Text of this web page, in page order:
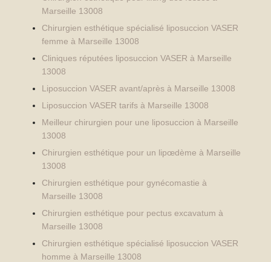
Marseille 13008
Chirurgien esthétique spécialisé liposuccion VASER
femme à Marseille 13008
Cliniques réputées liposuccion VASER à Marseille
13008
Liposuccion VASER avant/après à Marseille 13008
Liposuccion VASER tarifs à Marseille 13008
Meilleur chirurgien pour une liposuccion à Marseille
13008
Chirurgien esthétique pour un lipœdème à Marseille
13008
Chirurgien esthétique pour gynécomastie à
Marseille 13008
Chirurgien esthétique pour pectus excavatum à
Marseille 13008
Chirurgien esthétique spécialisé liposuccion VASER
homme à Marseille 13008